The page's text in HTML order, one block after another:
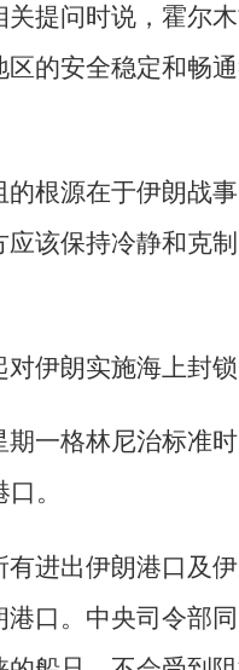
提问时说，霍尔
的安全稳定和畅
根源在于伊朗战
该保持冷静和克
伊朗实施海上封锁
一格林尼治标准
。
进出伊朗港口及
口。中央司令部